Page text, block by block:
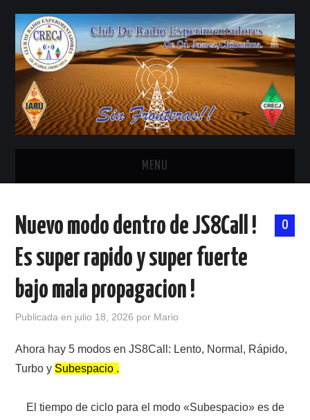
MENU
ANTENAS Y ACCESORIOS
AREDN
BANDA CIVIL
CONTACTO
HISTORIA DE LA RADIO
IMÁGENES CRECJ
0
Nuevo modo dentro de JS8Call !
Es super rapido y super fuerte
bajo mala propagacion !
Publicada en julio 18, 2026 por Mario
Ahora hay 5 modos en JS8Call: Lento, Normal, Rápido,
Turbo y Subespacio .
El tiempo de ciclo para el modo «Subespacio» es de